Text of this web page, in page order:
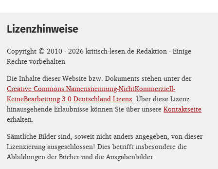
Lizenzhinweise
Copyright © 2010 - 2026 kritisch-lesen.de Redaktion - Einige
Rechte vorbehalten
Die Inhalte dieser Website bzw. Dokuments stehen unter der
Creative Commons Namensnennung-NichtKommerziell-
KeineBearbeitung 3.0 Deutschland Lizenz . Über diese Lizenz
hinausgehende Erlaubnisse können Sie über unsereKontaktseite
erhalten.
Sämtliche Bilder sind, soweit nicht anders angegeben, von dieser
Lizenzierung ausgeschlossen! Dies betrifft insbesondere die
Abbildungen der Bücher und die Ausgabenbilder.